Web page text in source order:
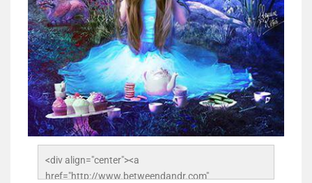
<div align="center"><a
href="http://www.betweendandr.com"